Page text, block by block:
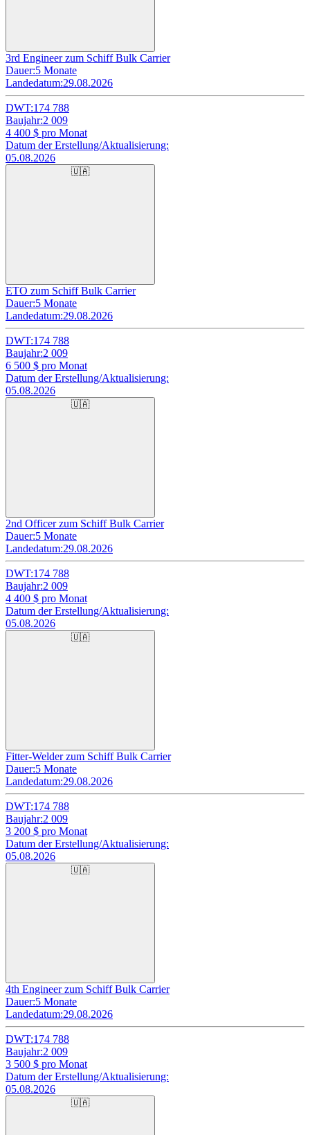
3rd Engineer zum Schiff Bulk Carrier
Dauer:5 Monate
Landedatum:29.08.2026
DWT:174 788
Baujahr:2 009
4 400 $ pro Monat
Datum der Erstellung/Aktualisierung:
05.08.2026
🇺🇦
ETO zum Schiff Bulk Carrier
Dauer:5 Monate
Landedatum:29.08.2026
DWT:174 788
Baujahr:2 009
6 500 $ pro Monat
Datum der Erstellung/Aktualisierung:
05.08.2026
🇺🇦
2nd Officer zum Schiff Bulk Carrier
Dauer:5 Monate
Landedatum:29.08.2026
DWT:174 788
Baujahr:2 009
4 400 $ pro Monat
Datum der Erstellung/Aktualisierung:
05.08.2026
🇺🇦
Fitter-Welder zum Schiff Bulk Carrier
Dauer:5 Monate
Landedatum:29.08.2026
DWT:174 788
Baujahr:2 009
3 200 $ pro Monat
Datum der Erstellung/Aktualisierung:
05.08.2026
🇺🇦
4th Engineer zum Schiff Bulk Carrier
Dauer:5 Monate
Landedatum:29.08.2026
DWT:174 788
Baujahr:2 009
3 500 $ pro Monat
Datum der Erstellung/Aktualisierung:
05.08.2026
🇺🇦